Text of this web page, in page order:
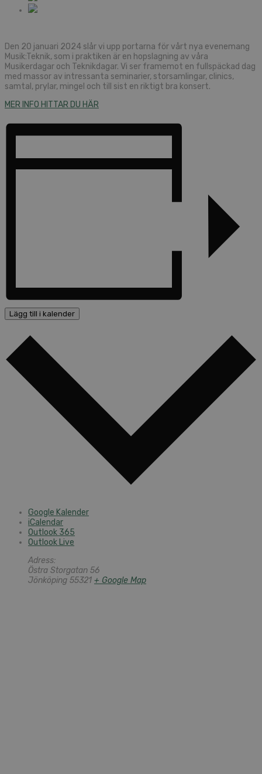
Den 20 januari 2024 slår vi upp portarna för vårt nya evenemang
Musik:Teknik, som i praktiken är en hopslagning av våra
Musikerdagar och Teknikdagar. Vi ser framemot en fullspäckad dag
med massor av intressanta seminarier, storsamlingar, clinics,
samtal, prylar, mingel och till sist en riktigt bra konsert.
MER INFO HITTAR DU HÄR
Lägg till i kalender
Google Kalender
iCalendar
Outlook 365
Outlook Live
Adress:
Östra Storgatan 56
Jönköping 55321 + Google Map